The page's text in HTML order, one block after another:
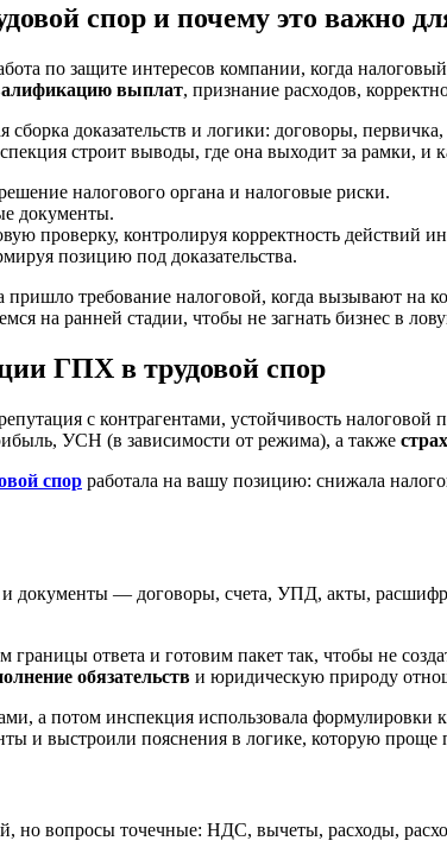
спор и почему это важно
по защите интересов компании, когда
выплат, признание расходов,
доказательств и логики: договоры,
строит выводы, где она выходит за рамки, и
налогового органа и налоговые риски.
документы.
проверку, контролируя корректность действий
позицию под доказательства.
требование налоговой, когда вызывают на
на ранней стадии, чтобы не загнать бизнес в
ГПХ в трудовой спор
с контрагентами, устойчивость
УСН (в зависимости от режима), а также
спор работала на вашу позицию: снижала
документы — договоры, счета, УПД, акты,
ответа и готовим пакет так, чтобы не
обязательств и юридическую природу
а потом инспекция использовала формулировки
и выстроили пояснения в логике, которую проще
но вопросы точечные: НДС, вычеты, расходы,